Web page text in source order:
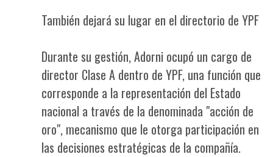
También dejará su lugar en el directorio de YPF
Durante su gestión, Adorni ocupó un cargo de
director Clase A dentro de YPF, una función que
corresponde a la representación del Estado
nacional a través de la denominada "acción de
oro", mecanismo que le otorga participación en
las decisiones estratégicas de la compañía.